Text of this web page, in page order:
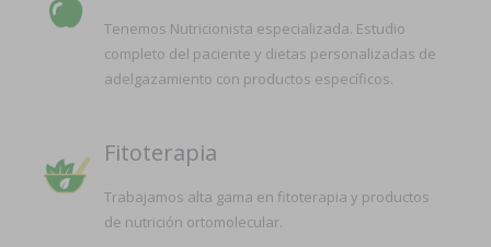
Tenemos Nutricionista especializada. Estudio
completo del paciente y dietas personalizadas de
adelgazamiento con productos específicos.
Fitoterapia
Trabajamos alta gama en fitoterapia y productos
de nutrición ortomolecular.